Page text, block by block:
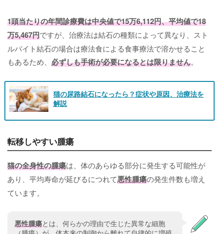
1頭当たりの年間診療費は中央値で15万6,112円、平均値で18
万5,467円ですが、治療法は結石の種類によって異なり、スト
ルバイト結石の場合は療法食による食事療法で溶かせること
もあるため、 必ずしも手術が必要になるとは限りません。
猫の尿路結石になったら？症状や原因、治療法を
解説
転移しやすい腫瘍
猫の全身性の腫瘍は、体のあらゆる部分に発生する可能性が
あり、平均寿命が延びるにつれて悪性腫瘍の発生件数も増え
ています。
悪性腫瘍とは、何らかの理由で生じた異常な細胞